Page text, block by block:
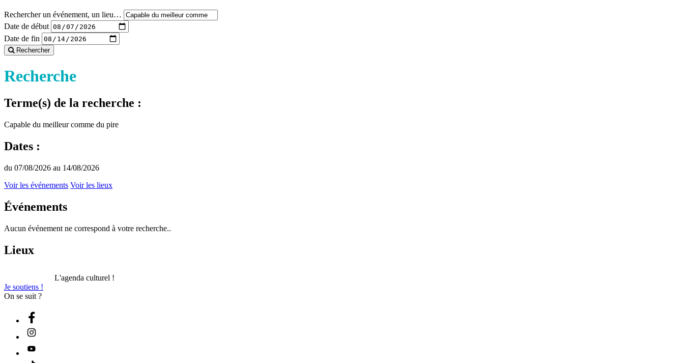
Rechercher un événement, un lieu…
Date de début
Date de fin
Rechercher
Recherche
Terme(s) de la recherche :
Capable du meilleur comme du pire
Dates :
du 07/08/2026 au 14/08/2026
Voir les événements Voir les lieux
Événements
Aucun événement ne correspond à votre recherche..
Lieux
L'agenda culturel !
Je soutiens !
On se suit ?